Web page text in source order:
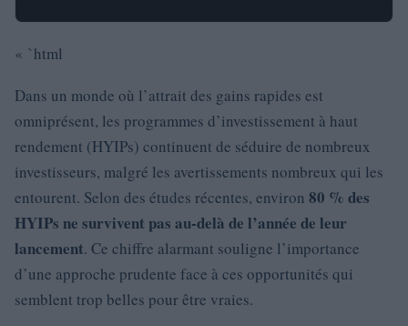
« `html
Dans un monde où l’attrait des gains rapides est
omniprésent, les programmes d’investissement à haut
rendement (HYIPs) continuent de séduire de nombreux
investisseurs, malgré les avertissements nombreux qui les
entourent. Selon des études récentes, environ 80 % des
HYIPs ne survivent pas au-delà de l’année de leur
lancement. Ce chiffre alarmant souligne l’importance
d’une approche prudente face à ces opportunités qui
semblent trop belles pour être vraies.